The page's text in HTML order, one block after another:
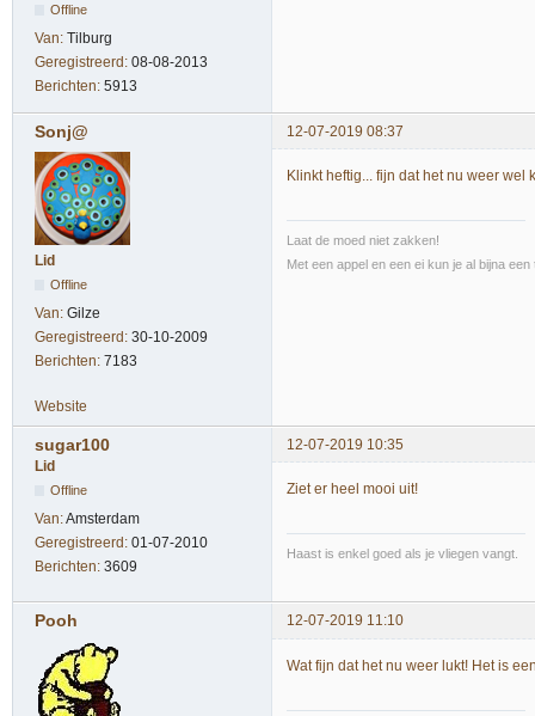
Offline
Van: Tilburg
Geregistreerd: 08-08-2013
Berichten: 5913
Sonj@ 12-07-2019 08:37
Lid
Offline
Van: Gilze
Geregistreerd: 30-10-2009
Berichten: 7183
Klinkt heftig... fijn dat het nu weer wel
Laat de moed niet zakken!
Met een appel en een ei kun je al bijna
Website
sugar100
12-07-2019 10:35
Lid
Offline
Van:Amsterdam
Geregistreerd: 01-07-2010
Berichten: 3609
Ziet er heel mooi uit!
Haast is enkel goed als je vliegen vangt.
Pooh 12-07-2019 11:10
Wat fijn dat het nu weer lukt! Het is